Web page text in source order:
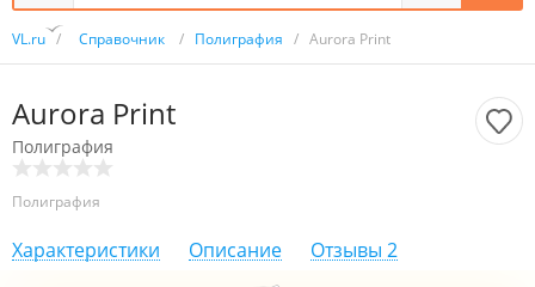
VL.ru / Справочник / Полиграфия / Aurora Print
Aurora Print
Полиграфия
Полиграфия
Характеристики Описание Отзывы 2